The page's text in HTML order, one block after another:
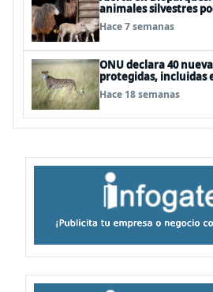
animales silvestres
desnutrición por
Hace 7 semanas
ONU declara 40
protegidas, incluidas
tiburón martillo
Hace 18 semanas